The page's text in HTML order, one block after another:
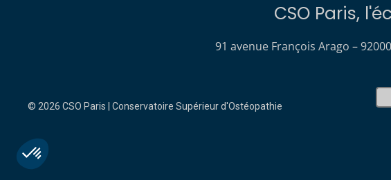
Notre plateforme vous permet d'adapter et de gérer vos paramètres de
CSO Paris,
91 avenue François Arago –
© 2026 CSO Paris | Conservatoire Supérieur d'Ostéopathie